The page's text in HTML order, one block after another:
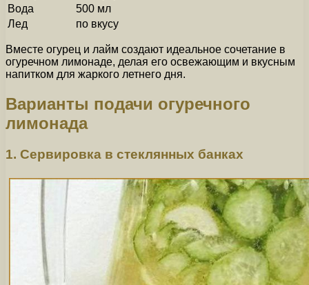
Вода
500 мл
Лед
по вкусу
Вместе огурец и лайм создают идеальное сочетание в
огуречном лимонаде, делая его освежающим и вкусным
напитком для жаркого летнего дня.
Варианты подачи огуречного
лимонада
1. Сервировка в стеклянных банках